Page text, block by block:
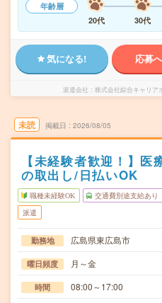
年齢層
20代
30代
気になる! 応募
派遣会社 株式会社綜合キャリア
未読 掲載日 2026/08/05
【未経験者歓迎！】
の取出し/日払いOK
職種未経験OK 交通費別途支給あり
派遣
勤務地 広島県東広島市
曜日頻度 月～金
時間 08:00～17:00